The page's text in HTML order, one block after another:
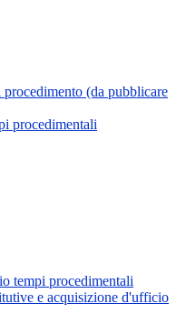
(da pubblicare
procedimentali
tempi procedimentali
e acquisizione d'ufficio